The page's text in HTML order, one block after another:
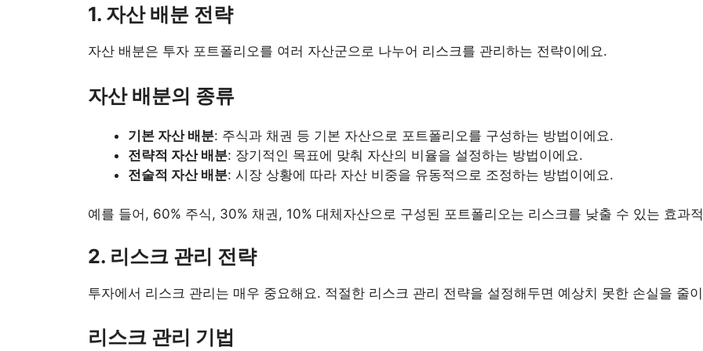
1. 자산 배분 전략
자산 배분은 투자 포트폴리오를 여러 자산군으로 나누어 리스크를 관리하는 전략이에요.
자산 배분의 종류
기본 자산 배분: 주식과 채권 등 기본 자산으로 포트폴리오를 구성하는 방법이에요.
전략적 자산 배분: 장기적인 목표에 맞춰 자산의 비율을 설정하는 방법이에요.
전술적 자산 배분: 시장 상황에 따라 자산 비중을 유동적으로 조정하는 방법이에요.
예를 들어, 60% 주식, 30% 채권, 10% 대체자산으로 구성된 포트폴리오는 리스크를 낮출 수 있는 효과
2. 리스크 관리 전략
투자에서 리스크 관리는 매우 중요해요. 적절한 리스크 관리 전략을 설정해두면 예상치 못한 손실을 줄
리스크 관리 기법